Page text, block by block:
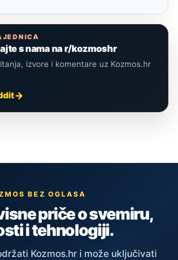
s nama na r/kozmoshr
izvore i komentare uz Kozmos.hr
BEZ OGLASA
priče o svemiru,
i tehnologiji.
Kozmos.hr i može uključivati